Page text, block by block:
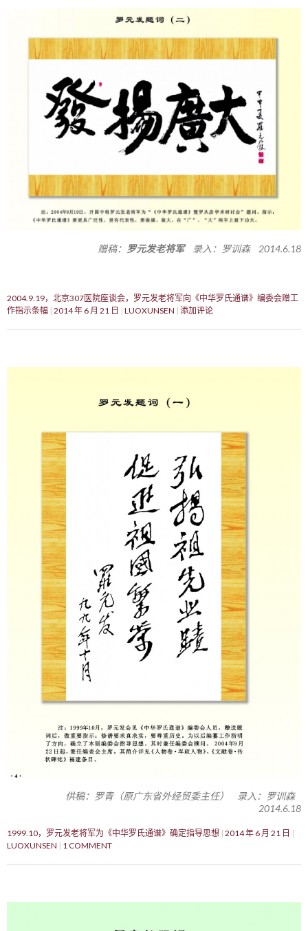
赠稿： 罗元发老将军录入：罗训森 2014.6.18
2004.9.19，北京307医院座谈会，罗元发老将军向《中华罗氏通谱》编委会赠工
作指示条幅 2014 年 6 月 21 日 LUOXUNSEN 添加评论
供稿：罗青（原广东省外经贸委主任） 录入：罗训森
2014.6.18
1999.10，罗元发老将军为《中华罗氏通谱》确定指导思想 2014 年 6 月 21 日
LUOXUNSEN
1 COMMENT